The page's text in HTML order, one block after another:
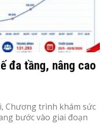
đa tầng, nâng cao
Chương trình khám sức
bước vào giai đoạn